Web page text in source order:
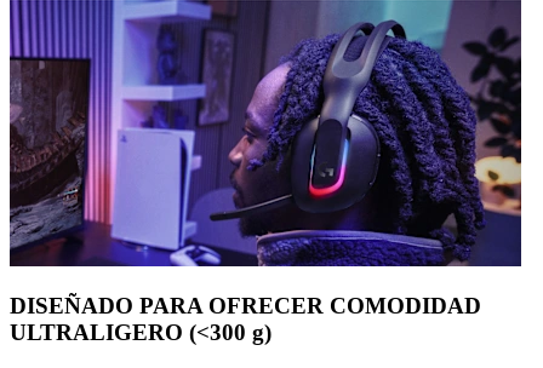
DISEÑADO PARA OFRECER COMODIDAD
ULTRALIGERO (<300 g)